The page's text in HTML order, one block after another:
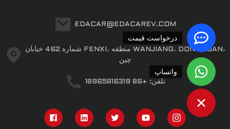
درخواست قیمت
واتساپ
EDACAR@EDACAREV.COM
شماره 462 خیابان FENXI، منطقه WANJIANG، DONGGUAN،
چین
تلفن: +86 18965816319